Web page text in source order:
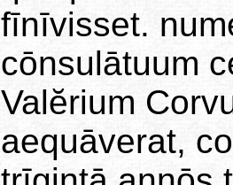
fīnīvisset.
cōnsulātuum
Valĕrium
aequāverat,